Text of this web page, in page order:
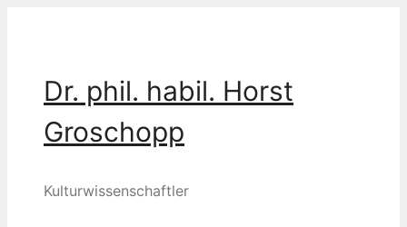
Dr. phil. habil. Horst
Groschopp
Kulturwissenschaftler